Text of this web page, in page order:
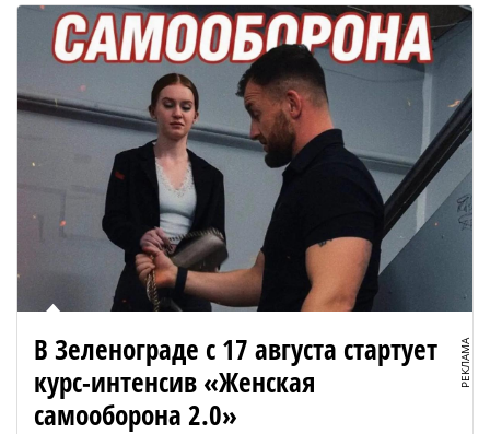
РЕКЛАМА
В Зеленограде с 17 августа стартует
курс-интенсив «Женская
самооборона 2.0»